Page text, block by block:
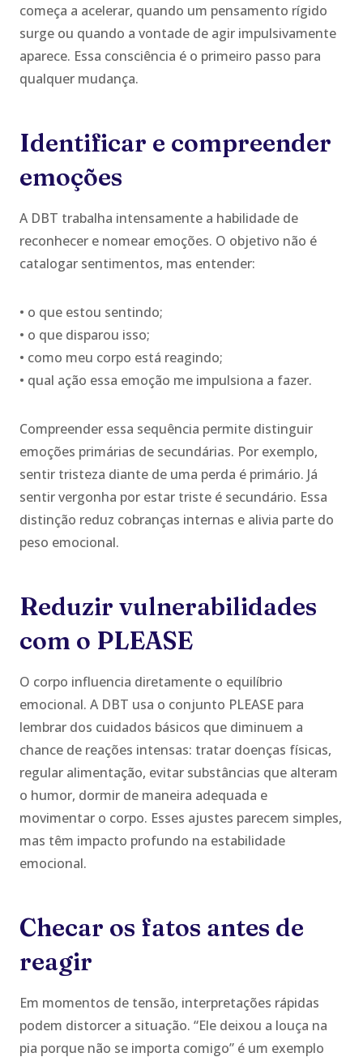
começa a acelerar, quando um pensamento rígido
surge ou quando a vontade de agir impulsivamente
aparece. Essa consciência é o primeiro passo para
qualquer mudança.
Identificar e compreender
emoções
A DBT trabalha intensamente a habilidade de
reconhecer e nomear emoções. O objetivo não é
catalogar sentimentos, mas entender:
• o que estou sentindo;
• o que disparou isso;
• como meu corpo está reagindo;
• qual ação essa emoção me impulsiona a fazer.
Compreender essa sequência permite distinguir
emoções primárias de secundárias. Por exemplo,
sentir tristeza diante de uma perda é primário. Já
sentir vergonha por estar triste é secundário. Essa
distinção reduz cobranças internas e alivia parte do
peso emocional.
Reduzir vulnerabilidades
com o PLEASE
O corpo influencia diretamente o equilíbrio
emocional. A DBT usa o conjunto PLEASE para
lembrar dos cuidados básicos que diminuem a
chance de reações intensas: tratar doenças físicas,
regular alimentação, evitar substâncias que alteram
o humor, dormir de maneira adequada e
movimentar o corpo. Esses ajustes parecem simples,
mas têm impacto profundo na estabilidade
emocional.
Checar os fatos antes de
reagir
Em momentos de tensão, interpretações rápidas
podem distorcer a situação. “Ele deixou a louça na
pia porque não se importa comigo” é um exemplo